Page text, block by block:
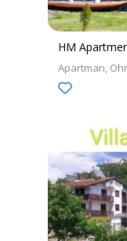
HM
Apartman